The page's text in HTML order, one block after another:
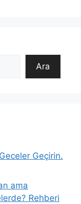
Ara
Geçirin.
ama
Rehberi